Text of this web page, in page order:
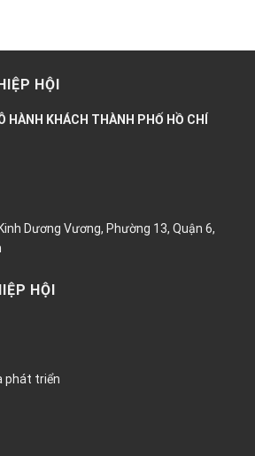
HỘI
HÀNH KHÁCH THÀNH PHỐ HỒ CHÍ
Dương Vương, Phường 13, Quận 6,
HỘI
phát triển